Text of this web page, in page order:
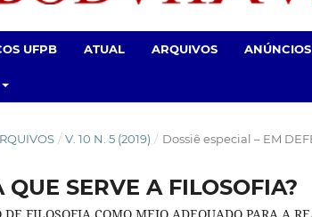
UFPB ATUAL ARQUIVOS ANÚNCIOS
/ V. 10 N. 5 (2019) / Dossiê especial – EM
QUE SERVE A FILOSOFIA?